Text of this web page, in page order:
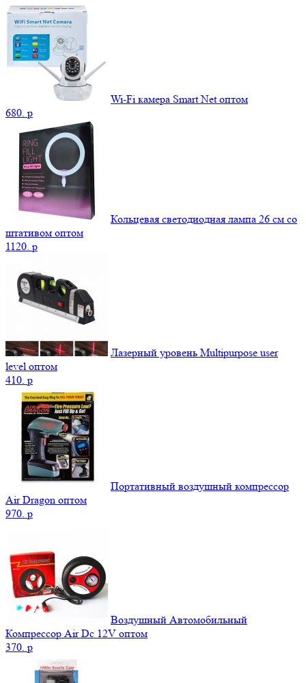
Wi-Fi камера Smart Net оптом
680. p
Кольцевая светодиодная лампа 26 см со
штативом оптом
1120. p
Лазерный уровень Multipurpose user
level оптом
410. p
Портативный воздушный компрессор
Air Dragon оптом
970. p
Воздушный Автомобильный
Компрессор Air Dc 12V оптом
370. p